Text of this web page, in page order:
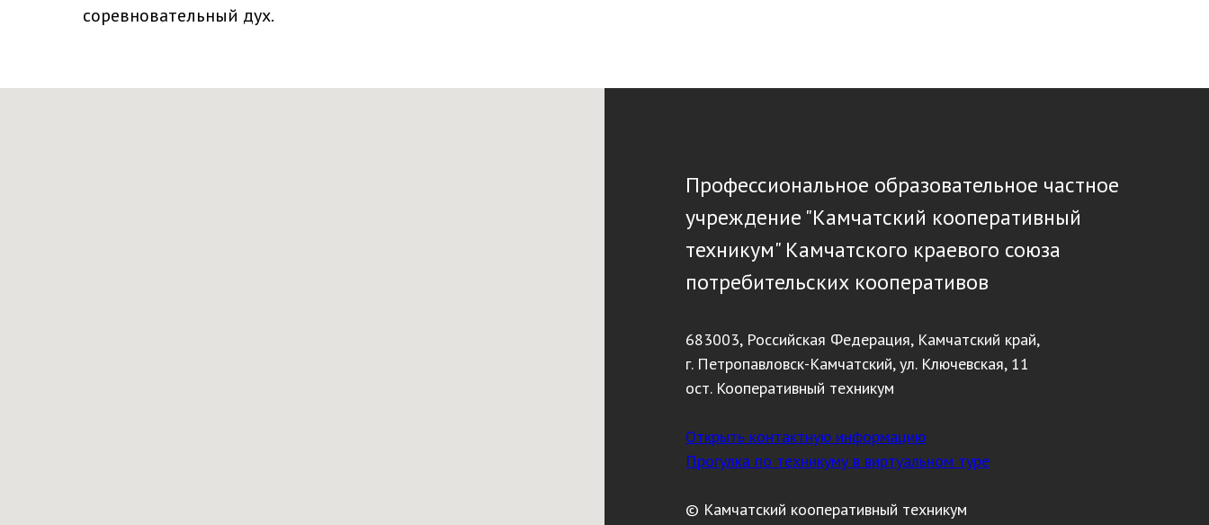
соревновательный дух.
Профессиональное образовательное частное
учреждение "Камчатский кооперативный
техникум" Камчатского краевого союза
потребительских кооперативов
683003, Российская Федерация, Камчатский край,
г. Петропавловск-Камчатский, ул. Ключевская, 11
ост. Кооперативный техникум
Открыть контактную информацию
Прогулка по техникуму в виртуальном туре
© Камчатский кооперативный техникум